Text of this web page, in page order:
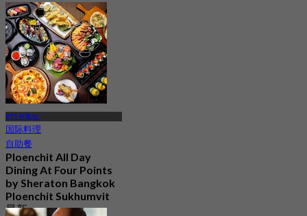
起฿ 1,060
BTS 奔集站
国际料理
自助餐
Ploenchit All Day
Dining At Four Points
by Sheraton Bangkok
Ploenchit Sukhumvit
最新